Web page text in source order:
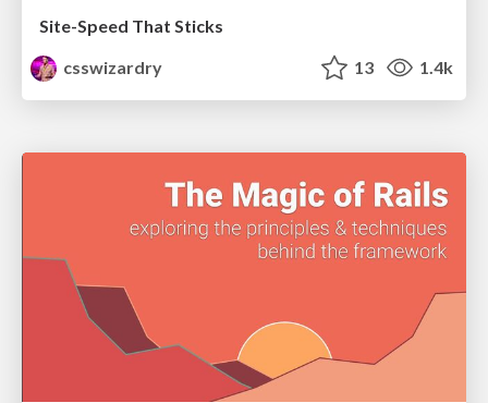
Site-Speed That Sticks
csswizardry
13 1.4k